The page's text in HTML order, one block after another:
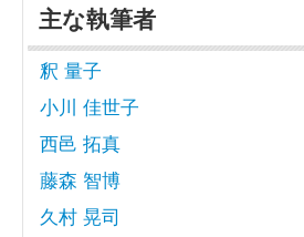
主な執筆者
釈 量子
小川 佳世子
西邑 拓真
藤森 智博
久村 晃司